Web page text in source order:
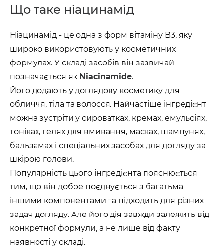
Що таке ніацинамід
Ніацинамід - це одна з форм вітаміну B3, яку
широко використовують у косметичних
формулах. У складі засобів він зазвичай
позначається як Niacinamide.
Його додають у доглядову косметику для
обличчя, тіла та волосся. Найчастіше інгредієнт
можна зустріти у сироватках, кремах, емульсіях,
тоніках, гелях для вмивання, масках, шампунях,
бальзамах і спеціальних засобах для догляду за
шкірою голови.
Популярність цього інгредієнта пояснюється
тим, що він добре поєднується з багатьма
іншими компонентами та підходить для різних
задач догляду. Але його дія завжди залежить від
конкретної формули, а не лише від факту
наявності у складі.